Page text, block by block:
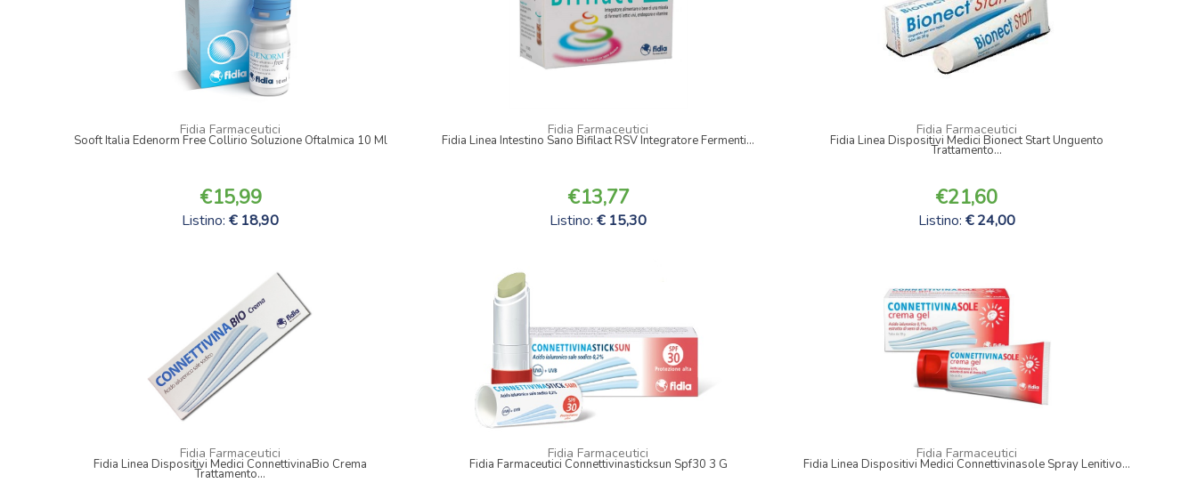
Fidia Farmaceutici
Sooft Italia Edenorm Free Collirio Soluzione Oftalmica 10 Ml
15,99
Listino:18,90
Fidia Farmaceutici
Fidia Linea Intestino Sano Bifilact RSV Integratore Fermenti...
13,77
Listino:15,30
Fidia Farmaceutici
Fidia Linea Dispositivi Medici Bionect Start Unguento
Trattamento...
21,60
Listino: 24,00
Fidia Farmaceutici
Fidia Linea Dispositivi Medici ConnettivinaBio Crema
Trattamento...
Fidia Farmaceutici
Fidia Farmaceutici Connettivinasticksun Spf30 3 G
Fidia Farmaceutici
Fidia Linea Dispositivi Medici Connettivinasole Spray Lenitivo...